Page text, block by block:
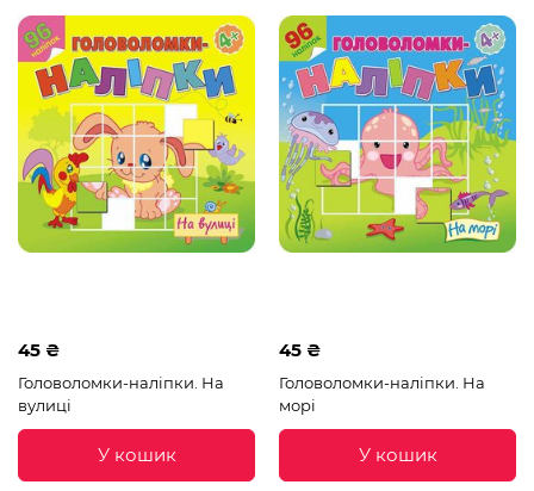
45 ₴
Головоломки-наліпки. На
вулиці
У кошик
45 ₴
Головоломки-наліпки. На
морі
У кошик